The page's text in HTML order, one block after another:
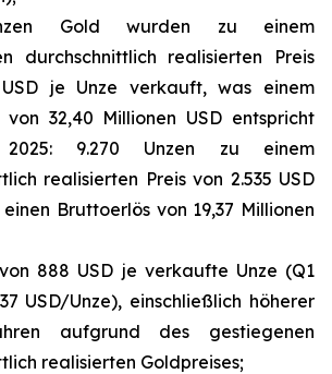
Gold wurden zu einem
durchschnittlich realisierten Preis
je Unze verkauft, was einem
von 32,40 Millionen USD entspricht
9.270 Unzen zu einem
realisierten Preis von 2.535 USD
Bruttoerlös von 19,37 Millionen
888 USD je verkaufte Unze (Q1
USD/Unze), einschließlich höherer
aufgrund des gestiegenen
realisierten Goldpreises;